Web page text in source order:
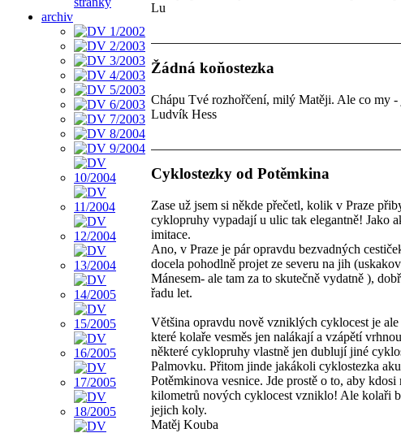
archiv
Lu
Žádná koňostezka
Chápu Tvé rozhořčení, milý Matěji. Ale co my -
Ludvík Hess
Cyklostezky od Potěmkina
Zase už jsem si někde přečetl, kolik v Praze
cyklopruhy vypadají u ulic tak elegantně! Jako
imitace.
Ano, v Praze je pár opravdu bezvadných
docela pohodlně projet ze severu na jih
Mánesem- ale tam za to skutečně vydatně ),
řadu let.
Většina opravdu nově vzniklých cyklocest je
které kolaře vesměs jen nalákají a vzápětí
některé cyklopruhy vlastně jen dublují jiné
Palmovku. Přitom jinde jakákoli cyklostezka
Potěmkinova vesnice. Jde prostě o to, aby
kilometrů nových cyklocest vzniklo! Ale kolaři
jejich koly.
Matěj Kouba